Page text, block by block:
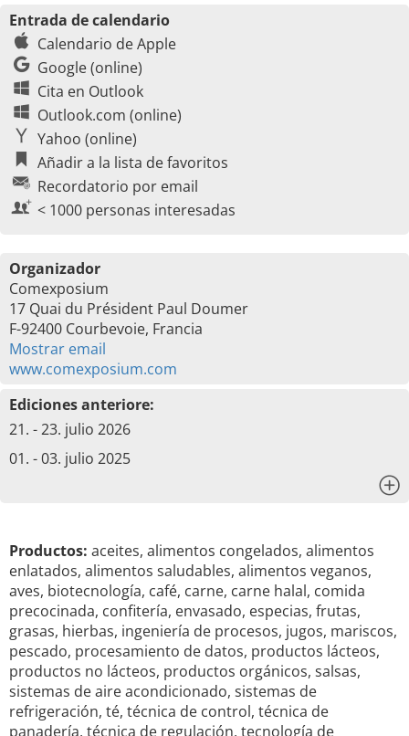
Entrada de calendario
Calendario de Apple
Google (online)
Cita en Outlook
Outlook.com (online)
Yahoo (online)
Añadir a la lista de favoritos
Recordatorio por email
< 1000 personas interesadas
Organizador
Comexposium
17 Quai du Président Paul Doumer
F-92400 Courbevoie, Francia
Mostrar email
www.comexposium.com
Ediciones anteriore:
21. - 23. julio 2026
01. - 03. julio 2025
Productos: aceites, alimentos congelados, alimentos
enlatados, alimentos saludables, alimentos veganos,
aves, biotecnología, café, carne, carne halal, comida
precocinada, confitería, envasado, especias, frutas,
grasas, hierbas, ingeniería de procesos, jugos, mariscos,
pescado, procesamiento de datos, productos lácteos,
productos no lácteos, productos orgánicos, salsas,
sistemas de aire acondicionado, sistemas de
refrigeración, té, técnica de control, técnica de
panadería, técnica de regulación, tecnología de